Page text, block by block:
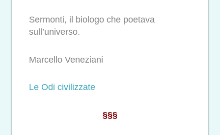
Sermonti, il biologo che poetava
sull’universo.
Marcello Veneziani
Le Odi civilizzate
§§§